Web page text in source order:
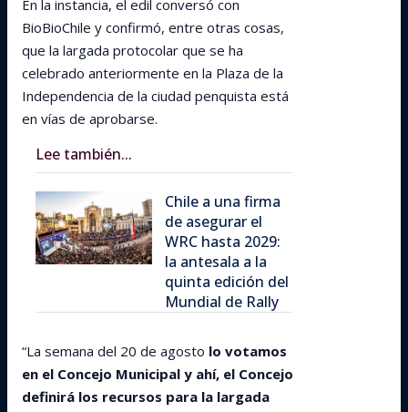
En la instancia, el edil conversó con
BioBioChile y confirmó, entre otras cosas,
que la largada protocolar que se ha
celebrado anteriormente en la Plaza de la
Independencia de la ciudad penquista está
en vías de aprobarse.
Lee también...
Chile a una firma
de asegurar el
WRC hasta 2029:
la antesala a la
quinta edición del
Mundial de Rally
“La semana del 20 de agosto lo votamos
en el Concejo Municipal y ahí, el Concejo
definirá los recursos para la largada